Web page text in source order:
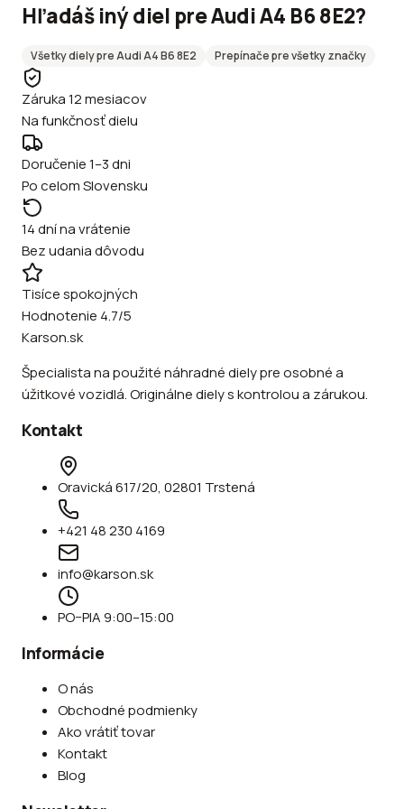
Hľadáš iný diel preAudiA4 B6 8E2?
Všetky diely preAudiA4 B6 8E2 Prepínačepre všetky značky
Záruka 12 mesiacov
Na funkčnosť dielu
Doručenie 1–3 dni
Po celom Slovensku
14 dní na vrátenie
Bez udania dôvodu
Tisíce spokojných
Hodnotenie 4.7/5
Karson.sk
Špecialista na použité náhradné diely pre osobné a
úžitkové vozidlá. Originálne diely s kontrolou a zárukou.
Kontakt
Oravická 617/20, 02801 Trstená
+421 48 230 4169
info@karson.sk
PO–PIA 9:00–15:00
Informácie
O nás
Obchodné podmienky
Ako vrátiť tovar
Kontakt
Blog